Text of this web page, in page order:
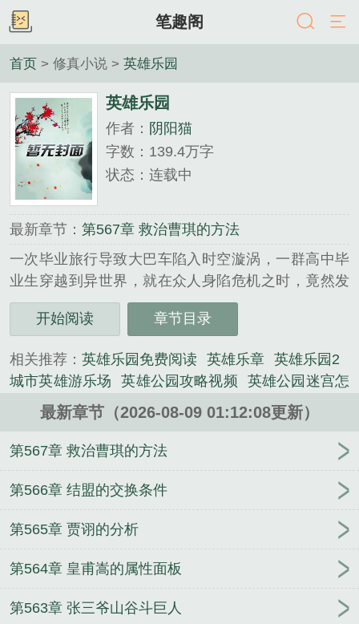
笔趣阁
首页 > 修真小说 > 英雄乐园
英雄乐园
作者： 阴阳猫
字数：139.4万字
状态：连载中
最新章节： 第567章 救治曹琪的方法
一次毕业旅行导致大巴车陷入时空漩涡，一群高中毕
业生穿越到异世界，就在众人身陷危机之时，竟然发
现可以召唤三国人物相助，就这样，众人有了在这个
世界立身的资本。n可他们不知道的是，这才是他们噩
《英雄乐园》是阴阳猫精心创作的修真小说类小说。
开始阅读 章节目录
相关推荐： 英雄乐园免费阅读 英雄乐章 英雄乐园2
城市英雄游乐场
英雄公园攻略视频
英雄公园迷宫怎
英雄公园的通关攻略 英雄乐园熊熊乐园
俱乐部app
英雄乐建 英雄乐园第三季
乐园3 英雄乐园在线观看
英雄
乐园1游戏 英雄乐园2修改
英雄乐园网文读者评价
九域轮回之主
九域大主宰
大明王朝1627崇祯朱由检
结局 从海贼开始采购诸天万界美食
大明
王朝1627by未删减版
大明王朝1627在线免费全文阅
读
崩坏：社畜舰长，病娇女武神勿扰
遮
最新章节（2026-08-09 01:12:08更新）
第567章 救治曹琪的方法
第566章 结盟的交换条件
第565章 贾诩的分析
第564章 皇甫嵩的属性面板
第563章 张三爷山谷斗巨人